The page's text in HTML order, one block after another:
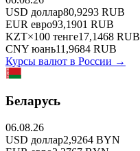
USD доллар80,9293 RUB
EUR евро93,1901 RUB
KZT×100 тенге17,1468 RUB
CNY юань11,9684 RUB
Курсы валют в России →
Беларусь
06.08.26
USD доллар2,9264 BYN